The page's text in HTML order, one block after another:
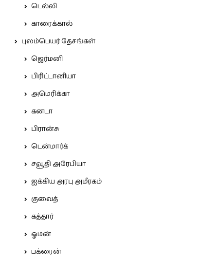
டெல்லி
காரைக்கால்
புலம்பெயர் தேசங்கள்
ஜெர்மனி
பிரிட்டானியா
அமெரிக்கா
கனடா
பிரான்சு
டென்மார்க்
சவூதி அரேபியா
ஐக்கிய அரபு அமீரகம்
குவைத்
கத்தார்
ஓமன்
பக்ரைன்